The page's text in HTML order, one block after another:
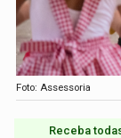
Foto: Assessoria
Receba